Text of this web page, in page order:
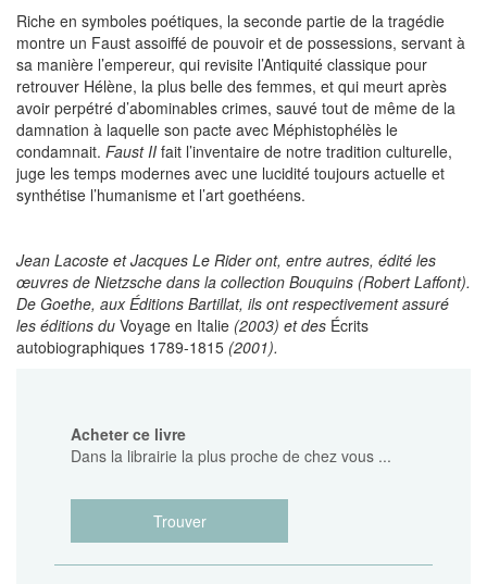
Riche en symboles poétiques, la seconde partie de la tragédie
montre un Faust assoiffé de pouvoir et de possessions, servant à
sa manière l’empereur, qui revisite l’Antiquité classique pour
retrouver Hélène, la plus belle des femmes, et qui meurt après
avoir perpétré d’abominables crimes, sauvé tout de même de la
damnation à laquelle son pacte avec Méphistophélès le
condamnait. Faust II fait l’inventaire de notre tradition culturelle,
juge les temps modernes avec une lucidité toujours actuelle et
synthétise l’humanisme et l’art goethéens.
Jean Lacoste et Jacques Le Rider ont, entre autres, édité les
œuvres de Nietzsche dans la collection Bouquins (Robert Laffont).
De Goethe, aux Éditions Bartillat, ils ont respectivement assuré
les éditions du Voyage en Italie (2003) et des Écrits
autobiographiques 1789-1815 (2001).
Acheter ce livre
Dans la librairie la plus proche de chez vous ...
Trouver